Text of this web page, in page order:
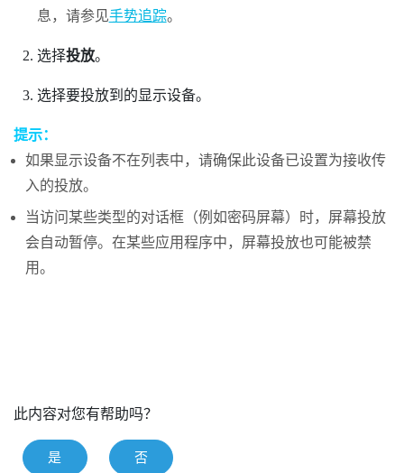
息，请参见手势追踪。
选择投放。
选择要投放到的显示设备。
提示：
如果显示设备不在列表中，请确保此设备已设置为接收传
入的投放。
当访问某些类型的对话框（例如密码屏幕）时，屏幕投放
会自动暂停。在某些应用程序中，屏幕投放也可能被禁
用。
此内容对您有帮助吗？
是 否